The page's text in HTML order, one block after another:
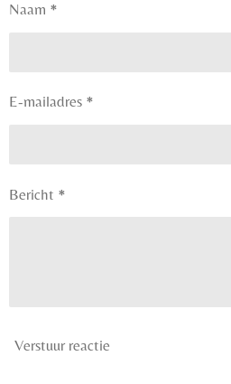
Naam *
E-mailadres *
Bericht *
Verstuur reactie